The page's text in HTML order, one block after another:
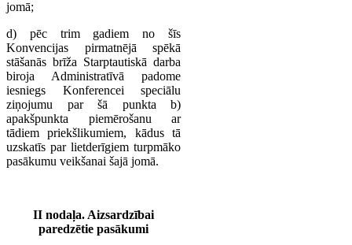
jomā;
d) pēc trim gadiem no šīs
Konvencijas pirmatnējā spēkā
stāšanās brīža Starptautiskā darba
biroja Administratīvā padome
iesniegs Konferencei speciālu
ziņojumu par šā punkta b)
apakšpunkta piemērošanu ar
tādiem priekšlikumiem, kādus tā
uzskatīs par lietderīgiem turpmāko
pasākumu veikšanai šajā jomā.
II nodaļa. Aizsardzībai
paredzētie pasākumi